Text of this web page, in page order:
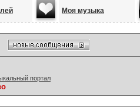
Моя музыка
портал